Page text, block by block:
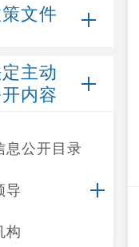
文件
主动
内容
息公开目录
导
构